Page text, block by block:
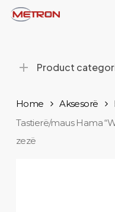
Skip
content
Product
Home Aksesorë
Tastierë/maus Hama
zezë